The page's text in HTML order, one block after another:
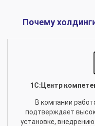
Почему
1С:Центр
В компании
подтверждает
установке,